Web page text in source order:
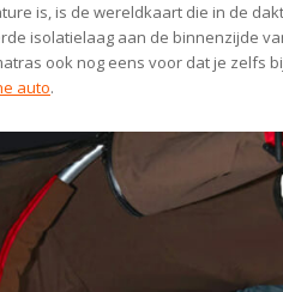
is, is de wereldkaart die in de
isolatielaag aan de binnenzijde
ook nog eens voor dat je zelfs
auto.
om